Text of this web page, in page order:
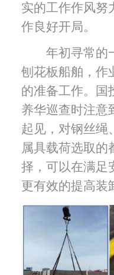
实的工作作风努
作良好开局。
年初寻常的
刨花板船舶，作
的准备工作。国
养华巡查时注意
起见，对钢丝绳
属具载荷选取的
择，可以在满足
更有效的提高装